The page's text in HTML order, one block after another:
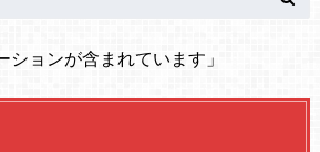
ションが含まれています」